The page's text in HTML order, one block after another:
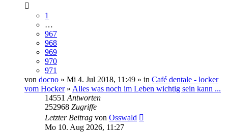
1
…
967
968
969
970
971
von docno » Mi 4. Jul 2018, 11:49 » in Café dentale - locker
vom Hocker» Alles was noch im Leben wichtig sein kann ...
14551 Antworten
252968 Zugriffe
Letzter Beitrag von Osswald
Mo 10. Aug 2026, 11:27